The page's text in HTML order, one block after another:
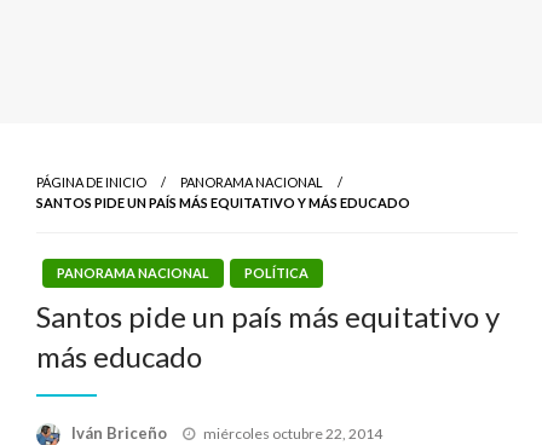
PÁGINA DE INICIO
PANORAMA NACIONAL
SANTOS PIDE UN PAÍS MÁS EQUITATIVO Y MÁS EDUCADO
PANORAMA NACIONAL POLÍTICA
Santos pide un país más equitativo y
más educado
Iván Briceño
Publicado
miércoles octubre 22, 2014